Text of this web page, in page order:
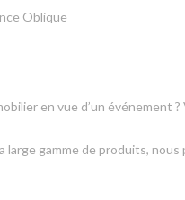
Oblique
en vue d’un
large gamme de produits,